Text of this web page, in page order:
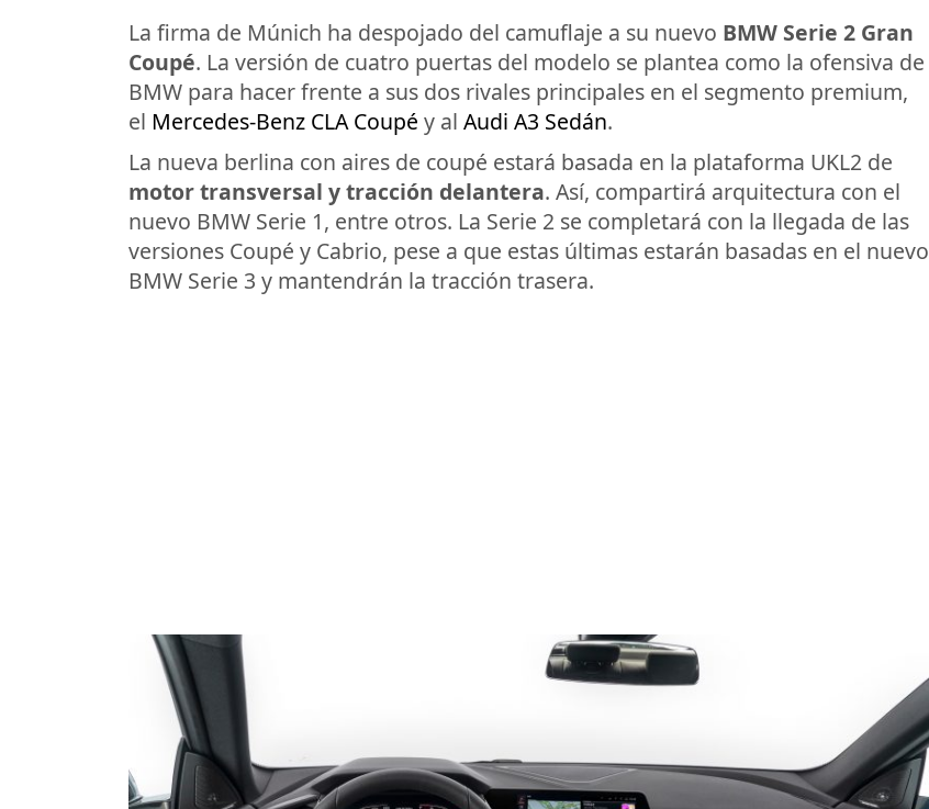
La firma de Múnich ha despojado del camuflaje a su nuevo BMW Serie 2 Gran
Coupé. La versión de cuatro puertas del modelo se plantea como la ofensiva de
BMW para hacer frente a sus dos rivales principales en el segmento premium,
el Mercedes-Benz CLA Coupé y al Audi A3 Sedán.
La nueva berlina con aires de coupé estará basada en la plataforma UKL2 de
motor transversal y tracción delantera. Así, compartirá arquitectura con el
nuevo BMW Serie 1, entre otros. La Serie 2 se completará con la llegada de las
versiones Coupé y Cabrio, pese a que estas últimas estarán basadas en el nuevo
BMW Serie 3 y mantendrán la tracción trasera.